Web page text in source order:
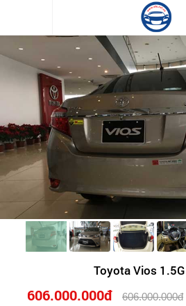
Toyota Vios
606.000.000đ 606.000.000đ